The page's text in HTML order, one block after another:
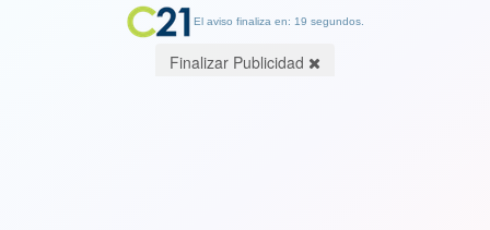
El aviso finaliza en: 19 segundos.
Finalizar Publicidad